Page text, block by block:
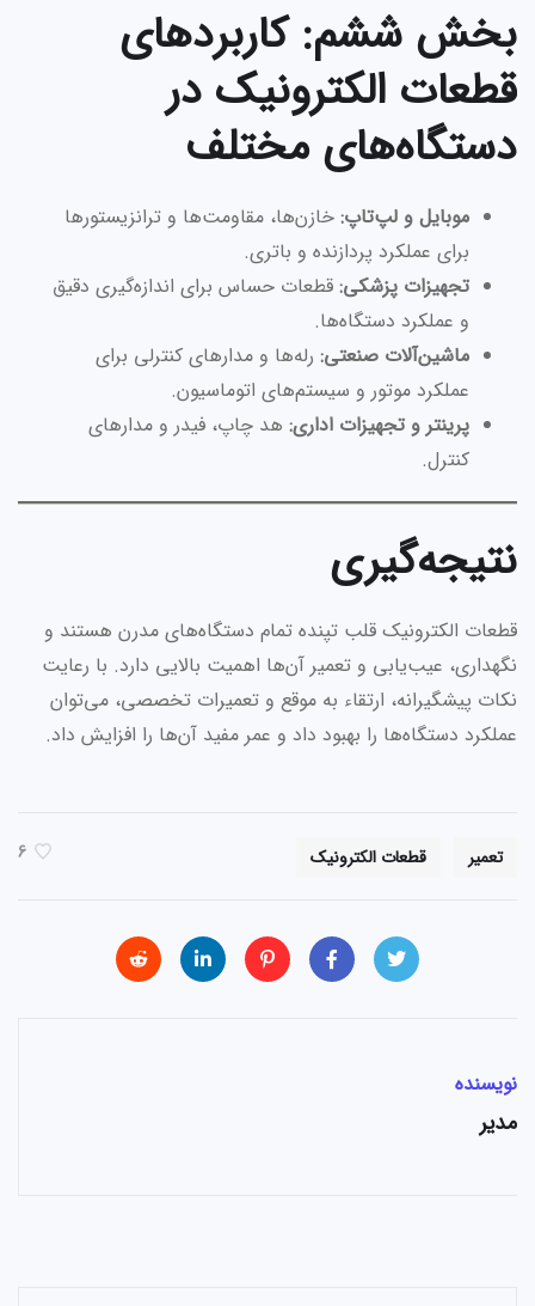
بخش ششم: کاربردهای
قطعات الکترونیک در
دستگاه‌های مختلف
موبایل و لپ‌تاپ: خازن‌ها، مقاومت‌ها و ترانزیستورها
برای عملکرد پردازنده و باتری.
تجهیزات پزشکی: قطعات حساس برای اندازه‌گیری دقیق
و عملکرد دستگاه‌ها.
ماشین‌آلات صنعتی: رله‌ها و مدارهای کنترلی برای
عملکرد موتور و سیستم‌های اتوماسیون.
پرینتر و تجهیزات اداری: هد چاپ، فیدر و مدارهای
کنترل.
نتیجه‌گیری
قطعات الکترونیک قلب تپنده تمام دستگاه‌های مدرن هستند و
نگهداری، عیب‌یابی و تعمیر آن‌ها اهمیت بالایی دارد. با رعایت
نکات پیشگیرانه، ارتقاء به موقع و تعمیرات تخصصی، می‌توان
عملکرد دستگاه‌ها را بهبود داد و عمر مفید آن‌ها را افزایش داد.
تعمیر قطعات الکترونیک 6
نویسنده
مدیر